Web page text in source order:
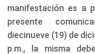
manifestación es a
presente
diecinueve (19) de
p.m., la misma